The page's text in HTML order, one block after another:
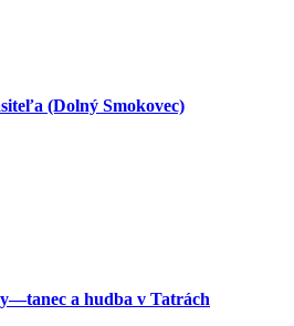
(Dolný Smokovec)
a hudba v Tatrách